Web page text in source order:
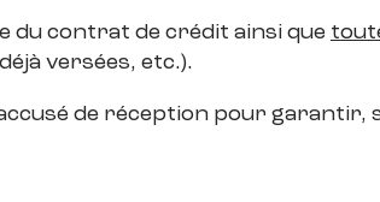
du contrat de crédit ainsi que
versées, etc.).
de réception pour garantir,